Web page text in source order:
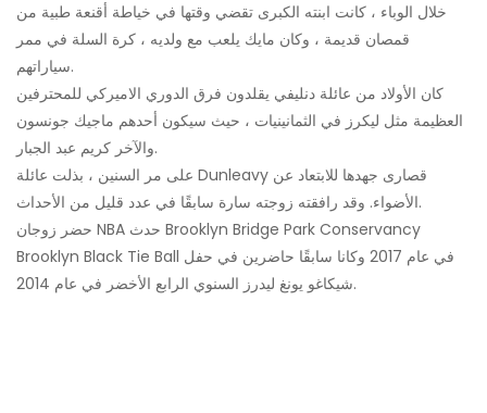
خلال الوباء ، كانت ابنته الكبرى تقضي وقتها في خياطة أقنعة طبية من
قمصان قديمة ، وكان مايك يلعب مع ولديه ، كرة السلة في ممر
سياراتهم.
كان الأولاد من عائلة دنليفي يقلدون فرق الدوري الاميركي للمحترفين
العظيمة مثل ليكرز في الثمانينيات ، حيث سيكون أحدهم ماجيك جونسون
والآخر كريم عبد الجبار.
على مر السنين ، بذلت عائلة Dunleavy قصارى جهدها للابتعاد عن
الأضواء. وقد رافقته زوجته سارة سابقًا في عدد قليل من الأحداث.
حضر زوجان NBA حدث Brooklyn Bridge Park Conservancy
Brooklyn Black Tie Ball في عام 2017 وكانا سابقًا حاضرين في حفل
شيكاغو يونغ ليدرز السنوي الرابع الأخضر في عام 2014.